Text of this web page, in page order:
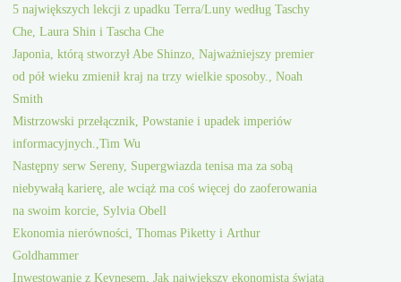
5 największych lekcji z upadku Terra/Luny według Taschy
Che, Laura Shin i Tascha Che
Japonia, którą stworzył Abe Shinzo, Najważniejszy premier
od pół wieku zmienił kraj na trzy wielkie sposoby., Noah
Smith
Mistrzowski przełącznik, Powstanie i upadek imperiów
informacyjnych.,Tim Wu
Następny serw Sereny, Supergwiazda tenisa ma za sobą
niebywałą karierę, ale wciąż ma coś więcej do zaoferowania
na swoim korcie, Sylvia Obell
Ekonomia nierówności, Thomas Piketty i Arthur
Goldhammer
Inwestowanie z Keynesem, Jak największy ekonomista świata